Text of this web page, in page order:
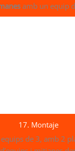
amb un equip
17. Montaje
de 3, amb 2